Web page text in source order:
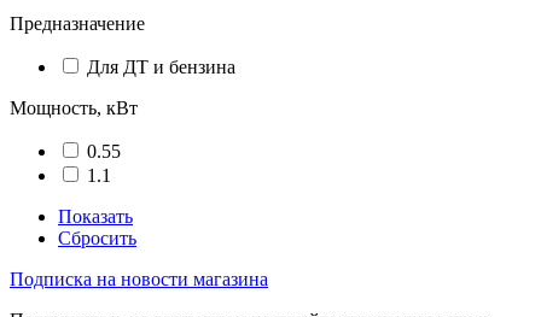
Предназначение
Для ДТ и бензина
Мощность, кВт
0.55
1.1
Показать
Сбросить
Подписка на новости магазина